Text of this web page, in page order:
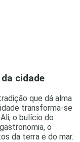
cidade
que dá alma
transforma-se
o bulício do
o
da terra e do mar.